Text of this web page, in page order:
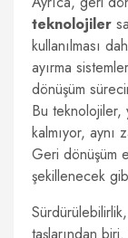
teknolojiler
kullanılması
ayırma
dönüşüm
Bu teknolojiler,
kalmıyor, aynı
Geri dönüşüm
şekillenecek